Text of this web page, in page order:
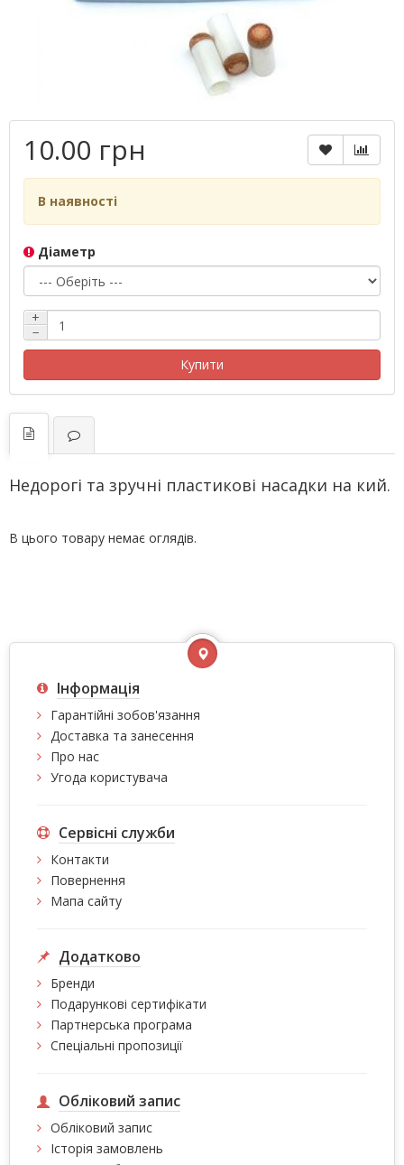
10.00 грн
В наявності
Діаметр
+
−
Купити
Недорогі та зручні пластикові насадки на кий.
В цього товару немає оглядів.
Інформація
Гарантійні зобов'язання
Доставка та занесення
Про нас
Угода користувача
Сервісні служби
Контакти
Повернення
Мапа сайту
Додатково
Бренди
Подарункові сертифікати
Партнерська програма
Спеціальні пропозиції
Обліковий запис
Обліковий запис
Історія замовлень